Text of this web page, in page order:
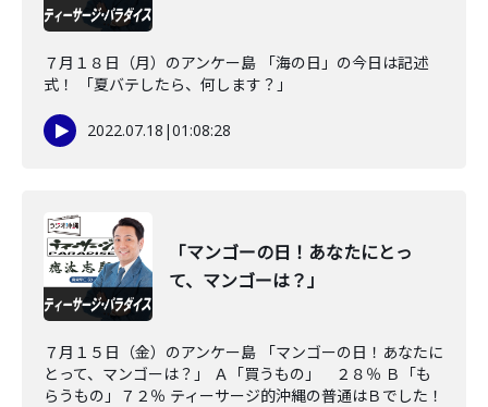
７月１８日（月）のアンケー島 「海の日」の今日は記述
式！ 「夏バテしたら、何します？」
2022.07.18 |01:08:28
「マンゴーの日！あなたにとっ
て、マンゴーは？」
７月１５日（金）のアンケー島 「マンゴーの日！あなたに
とって、マンゴーは？」 Ａ「買うもの」 ２８％ Ｂ「も
らうもの」７２％ ティーサージ的沖縄の普通はＢでした！